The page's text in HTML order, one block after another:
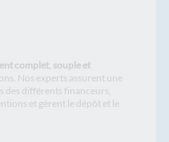
complet, souple et
Nos experts assurent une
des différents financeurs,
et gèrent le dépôt et le